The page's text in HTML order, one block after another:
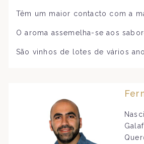
Têm um maior contacto com a
O aroma assemelha-se aos
São vinhos de lotes de vários